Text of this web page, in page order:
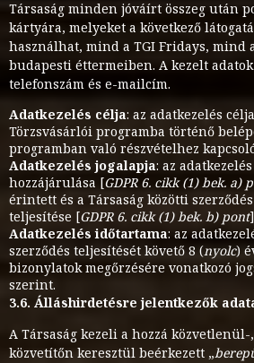
Társaság minden jóváírt összeg után
kártyára, melyeket a következő
használhat, mind a TGI Fridays, mind
budapesti éttermeiben. A kezelt
telefonszám és e-mailcím.
Adatkezelés célja: az adatkezelés
Törzsvásárlói programba történő
programban való részvételhez
Adatkezelés jogalapja: az
hozzájárulása [GDPR 6. cikk (1) bek. a)
érintett és a Társaság közötti
teljesítése [GDPR 6. cikk (1) bek. b) pont
Adatkezelés időtartama: az
szerződés teljesítését követő 8 (nyolc)
bizonylatok megőrzésére vonatkozó
szerint.
3.6. Álláshirdetésre jelentkezők
A Társaság kezeli a hozzá
közvetítőn keresztül beérkezett „